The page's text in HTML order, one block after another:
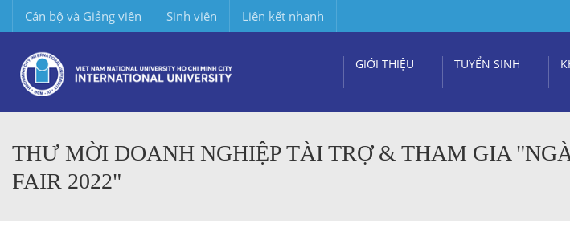
Cán bộ và Giảng viên Sinh viên Liên kết nhanh
GIỚI THIỆU TUYỂN SINH
THƯ MỜI DOANH NGHIỆP TÀI TRỢ & THAM GIA
FAIR 2022"